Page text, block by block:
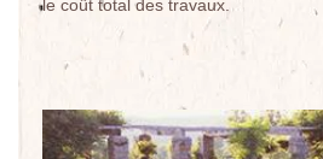
le coût total des travaux.